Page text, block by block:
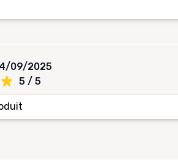
09/2025
5 / 5